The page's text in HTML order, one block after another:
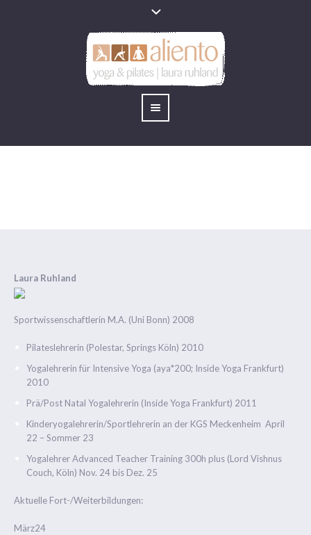
Laura Ruhland
Sportwissenschaftlerin M.A. (Uni Bonn) 2008
Pilateslehrerin (Polestar, Springs Köln) 2010
Yogalehrerin für Intensive Yoga (aya*200; Inside Yoga Frankfurt)
2010
Prä/Post Natal Yogalehrerin (Inside Yoga Frankfurt) 2011
Kinderyogalehrerin/Sportlehrerin an der KGS Meckenheim April
22 – Sommer 23
Yogalehrer Advanced Teacher Training 300h plus (Lord Vishnus
Couch, Köln) Nov. 24 bis Dez. 25
Aktuelle Fort-/Weiterbildungen:
März24